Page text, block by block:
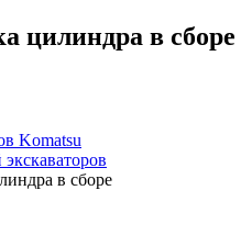
цилиндра в сборе
Komatsu
в сборе